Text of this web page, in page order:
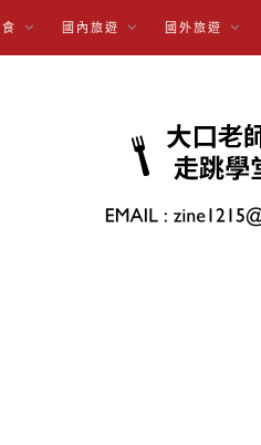
國內旅遊 國外旅遊